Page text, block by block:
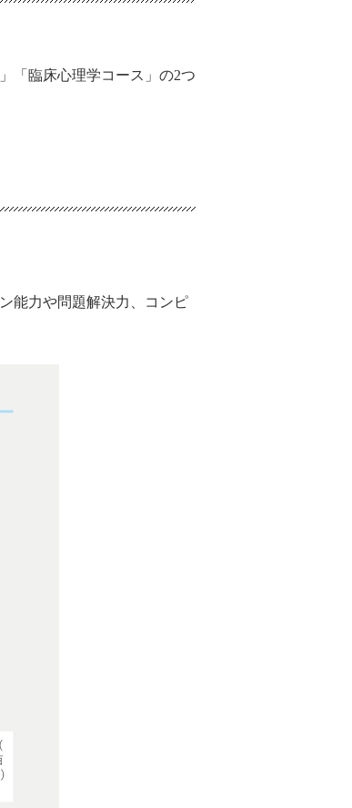
「臨床心理学コース」の2つ
能力や問題解決力、コンピ